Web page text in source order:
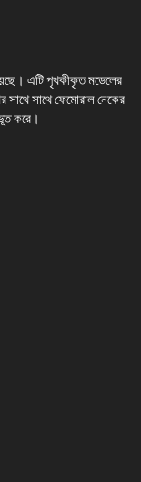
এটি পৃথকীকৃত মডেলের
সাথে সাথে ফেমোরাল নেকের
করে।